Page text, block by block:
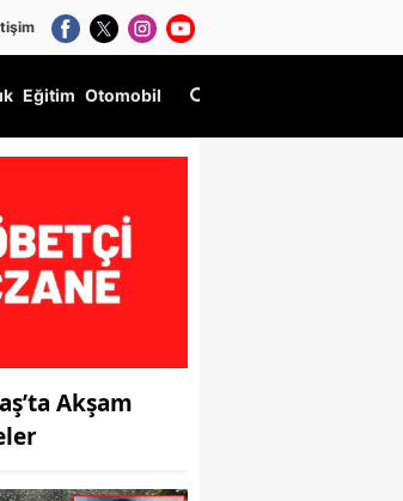
Eğitim Otomobil
Akşam